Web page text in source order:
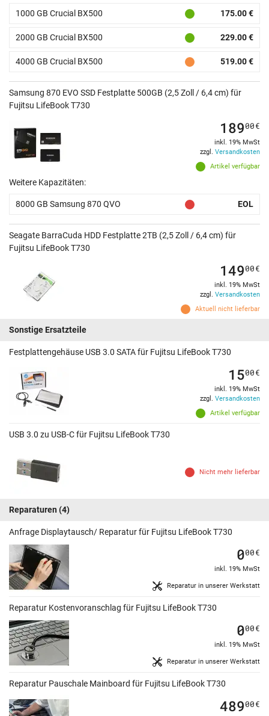
1000 GB Crucial BX500 175.00 €
2000 GB Crucial BX500 229.00 €
4000 GB Crucial BX500 519.00 €
Samsung 870 EVO SSD Festplatte 500GB (2,5 Zoll / 6,4 cm) für
Fujitsu LifeBook T730
Artikel verfügbar
18900€
inkl. 19% MwSt
zzgl. Versandkosten
Weitere Kapazitäten:
8000 GB Samsung 870 QVO EOL
Seagate BarraCuda HDD Festplatte 2TB (2,5 Zoll / 6,4 cm) für
Fujitsu LifeBook T730
Aktuell nicht lieferbar
14900€
inkl. 19% MwSt
zzgl. Versandkosten
Sonstige Ersatzteile
Festplattengehäuse USB 3.0 SATA für Fujitsu LifeBook T730
Artikel verfügbar
1500€
inkl. 19% MwSt
zzgl. Versandkosten
USB 3.0 zu USB-C für Fujitsu LifeBook T730
Nicht mehr lieferbar
Reparaturen (4)
Anfrage Displaytausch/ Reparatur für Fujitsu LifeBook T730
Reparatur in unserer Werkstatt
000€
inkl. 19% MwSt
Reparatur Kostenvoranschlag für Fujitsu LifeBook T730
Reparatur in unserer Werkstatt
000€
inkl. 19% MwSt
Reparatur Pauschale Mainboard für Fujitsu LifeBook T730
48900€